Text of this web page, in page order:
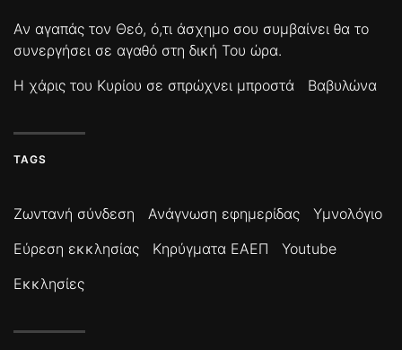
Αν αγαπάς τον Θεό, ό,τι άσχημο σου συμβαίνει θα το
συνεργήσει σε αγαθό στη δική Του ώρα.
Η χάρις του Κυρίου σε σπρώχνει μπροστά
Βαβυλώνα
TAGS
Ζωντανή σύνδεση Ανάγνωση εφημερίδας
Υμνολόγιο
Εύρεση εκκλησίας
Κηρύγματα ΕΑΕΠ
Youtube
Εκκλησίες